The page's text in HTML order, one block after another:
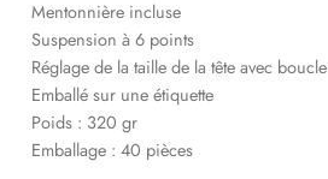
Mentonnière incluse
Suspension à 6 points
Réglage de la taille de la tête avec boucle
Emballé sur une étiquette
Poids : 320 gr
Emballage : 40 pièces